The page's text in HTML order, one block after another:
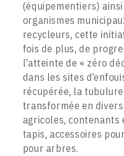
(équipementiers)
organismes
recycleurs, cette
fois de plus, de
l’atteinte de « zéro
dans les sites
récupérée, la
transformée en
agricoles, contenants
tapis, accessoires
pour arbres.